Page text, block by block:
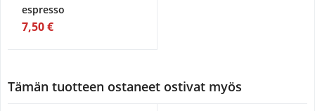
espresso
7,50 €
Tämän tuotteen ostaneet ostivat myös